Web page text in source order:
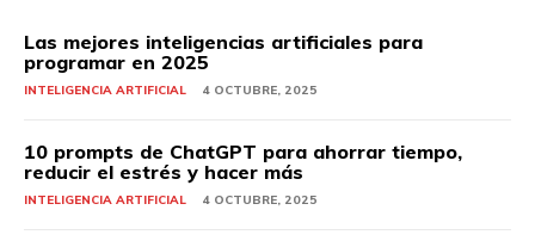
Las mejores inteligencias artificiales para
programar en 2025
INTELIGENCIA ARTIFICIAL 4 OCTUBRE, 2025
10 prompts de ChatGPT para ahorrar tiempo,
reducir el estrés y hacer más
INTELIGENCIA ARTIFICIAL 4 OCTUBRE, 2025